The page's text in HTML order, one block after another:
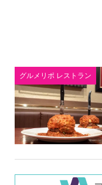
グルメリポ レストラン